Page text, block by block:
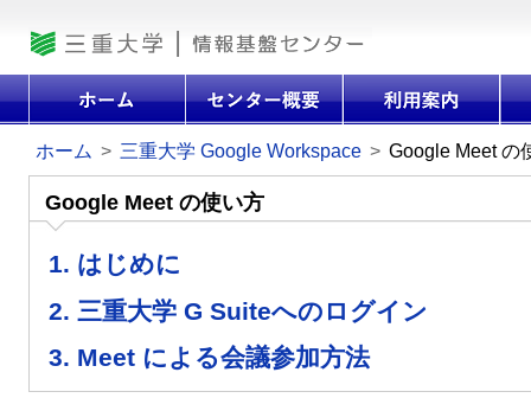
ホーム > 三重大学 Google Workspace > Google Meet の
Google Meet の使い方
1. はじめに
2. 三重大学 G Suiteへのログイン
3. Meet による会議参加方法